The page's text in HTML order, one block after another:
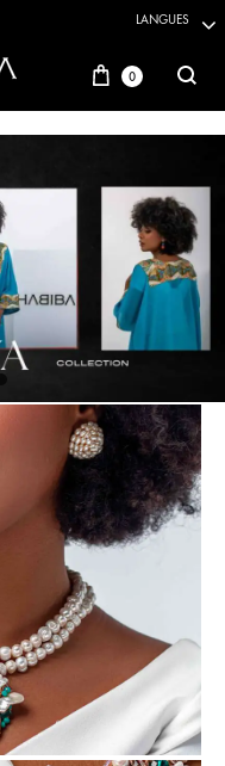
LANGUES
Panier
0